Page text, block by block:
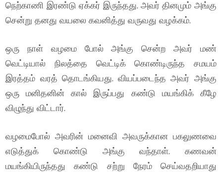
நெற்காணி இரண்டு ஏக்கர் இருந்தது. அவர் தினமும் அங்கு
சென்று தனது வயலை கவனித்து வருவது வழக்கம்.
ஒரு நாள் வழமை போல் அங்கு சென்ற அவர் மண்
வெட்டியால் நிலத்தை வெட்டிக் கொண்டிருந்த சமயம்
இரத்தம் வரத் தொடங்கியது. வியப்படைந்த அவர் அங்கு
ஒரு மனிதனின் கால் இருப்பது கண்டு மயங்கிக் கீழே
விழுந்து விட்டார்.
வழமைபோல் அவரின் மனைவி அவருக்கான பகலுணவை
எடுத்துக் கொண்டு அங்கு வந்தாள். கணவன்
மயங்கியிருந்தது கண்டு சற்று நேரம் செய்வதறியாது